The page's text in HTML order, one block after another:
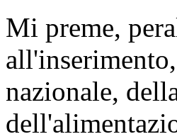
Mi preme,
nazionale,